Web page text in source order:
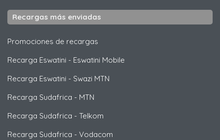
Recargas más enviadas
Promociones de recargas
Recarga Eswatini - Eswatini Mobile
Recarga Eswatini - Swazi MTN
Recarga Sudafrica - MTN
Recarga Sudafrica - Telkom
Recarga Sudafrica - Vodacom